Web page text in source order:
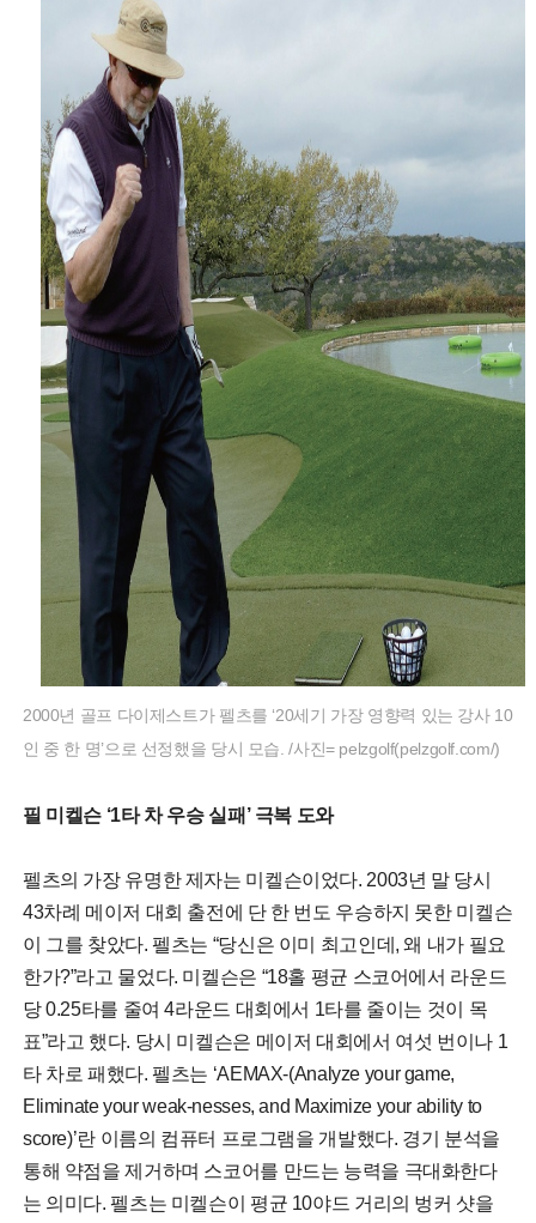
2000년 골프 다이제스트가 펠츠를 ‘20세기 가장 영향력 있는 강사 10
인 중 한 명’으로 선정했을 당시 모습. /사진= pelzgolf(pelzgolf.com/)
필 미켈슨 ‘1타 차 우승 실패’ 극복 도와
펠츠의 가장 유명한 제자는 미켈슨이었다. 2003년 말 당시
43차례 메이저 대회 출전에 단 한 번도 우승하지 못한 미켈슨
이 그를 찾았다. 펠츠는 “당신은 이미 최고인데, 왜 내가 필요
한가?”라고 물었다. 미켈슨은 “18홀 평균 스코어에서 라운드
당 0.25타를 줄여 4라운드 대회에서 1타를 줄이는 것이 목
표”라고 했다. 당시 미켈슨은 메이저 대회에서 여섯 번이나 1
타 차로 패했다. 펠츠는 ‘AEMAX-(Analyze your game,
Eliminate your weak-nesses, and Maximize your ability to
score)’란 이름의 컴퓨터 프로그램을 개발했다. 경기 분석을
통해 약점을 제거하며 스코어를 만드는 능력을 극대화한다
는 의미다. 펠츠는 미켈슨이 평균 10야드 거리의 벙커 샷을